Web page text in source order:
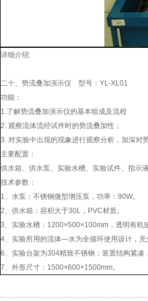
详细介绍:
二十、势流叠加演示仪 型号：YL-XL01
功能：
1.了解势流叠加演示仪的基本组成及流程
2. 观察流体流经试件时的势流叠加性；
3. 对实验中出现的现象进行观察分析，加深对
主要配置：
供水箱、供水泵、实验水槽、实验试件、指示
技术参数：
1、水泵：不锈钢微型增压泵，功率：90W。
2、供水箱：容积大于30L，PVC材质。
3、实验水槽：1200×500×100mm，透明有机
4、实验所用的流体—水为全循环使用设计，充
6、实验台架为304精致不锈钢；装置结构紧凑
7、外形尺寸：1500×600×1500mm。